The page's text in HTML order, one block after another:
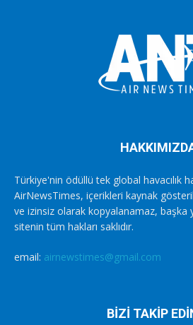
Türkiye'nin ödüllü tek global havacılık
AirNewsTimes, içerikleri kaynak
ve izinsiz olarak kopyalanamaz, başka
sitenin tüm hakları saklıdır.
email: airnewstimes@gmail.com
BİZİ TAKİP